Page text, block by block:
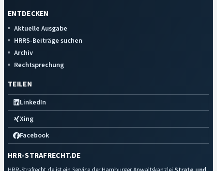
ENTDECKEN
Aktuelle Ausgabe
HRRS-Beiträge suchen
Archiv
Rechtsprechung
TEILEN
LinkedIn
Xing
Facebook
HRR-STRAFRECHT.DE